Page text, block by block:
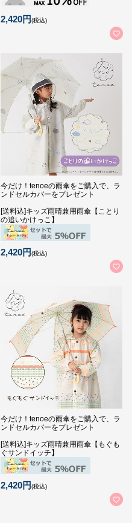
2,420円(税込)
今だけ！tenoeの雨傘をご購入で、ラ
ンドセルカバーをプレゼント
[送料込]キッズ雨晴兼用雨傘【ことり
の追いかけっこ】
2,420円(税込)
今だけ！tenoeの雨傘をご購入で、ラ
ンドセルカバーをプレゼント
[送料込]キッズ雨晴兼用雨傘【もぐも
ぐサンドイッチ】
2,420円(税込)